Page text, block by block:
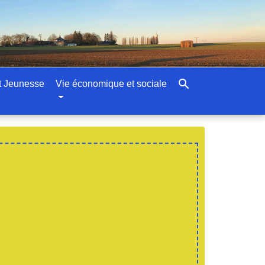
Jeunesse Vie économique et sociale search